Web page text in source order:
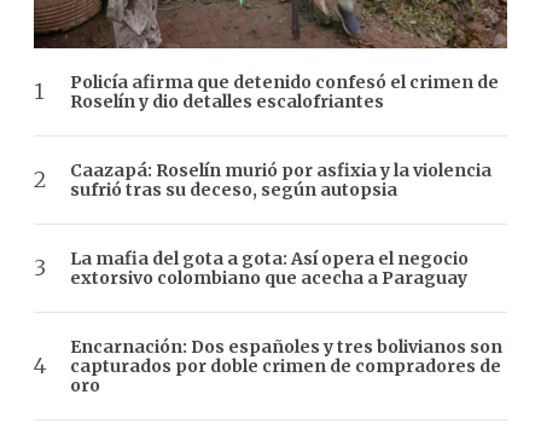
Policía afirma que detenido confesó el crimen de
Roselín y dio detalles escalofriantes
Caazapá: Roselín murió por asfixia y la violencia
sufrió tras su deceso, según autopsia
La mafia del gota a gota: Así opera el negocio
extorsivo colombiano que acecha a Paraguay
Encarnación: Dos españoles y tres bolivianos son
capturados por doble crimen de compradores de
oro